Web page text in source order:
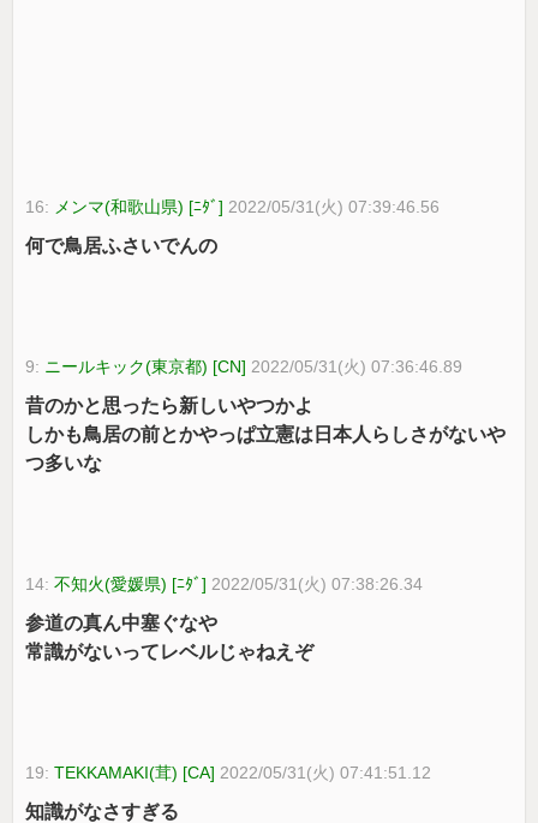
16: メンマ(和歌山県) [ﾆﾀﾞ] 2022/05/31(火) 07:39:46.56
何で鳥居ふさいでんの
9: ニールキック(東京都) [CN] 2022/05/31(火) 07:36:46.89
昔のかと思ったら新しいやつかよ
しかも鳥居の前とかやっぱ立憲は日本人らしさがないや
つ多いな
14:不知火(愛媛県) [ﾆﾀﾞ] 2022/05/31(火) 07:38:26.34
参道の真ん中塞ぐなや
常識がないってレベルじゃねえぞ
19:TEKKAMAKI(茸) [CA] 2022/05/31(火) 07:41:51.12
知識がなさすぎる